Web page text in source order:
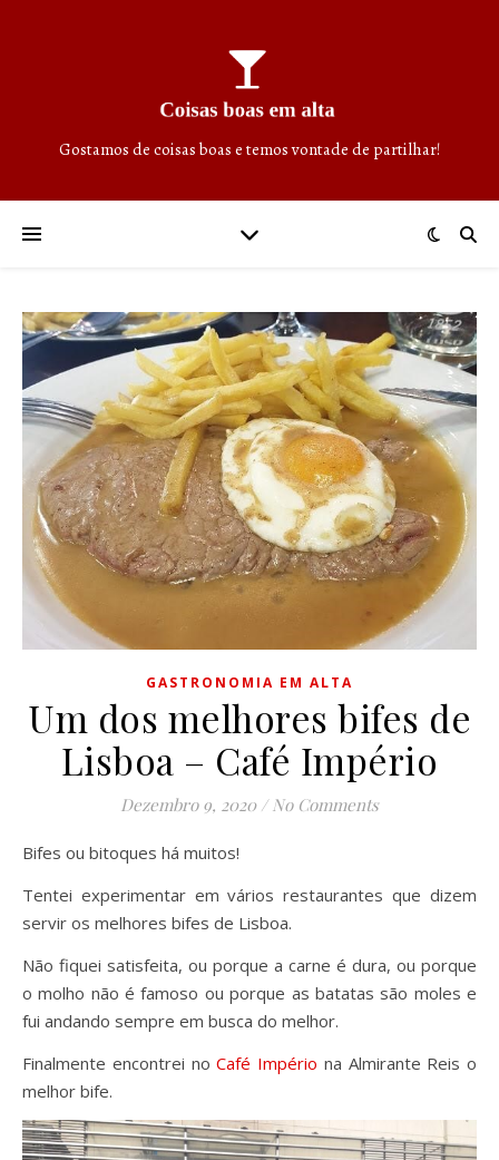
Gostamos de coisas boas e temos vontade de partilhar!
GASTRONOMIA EM ALTA
Um dos melhores bifes de
Lisboa – Café Império
Dezembro 9, 2020 / No Comments
Bifes ou bitoques há muitos!
Tentei experimentar em vários restaurantes que dizem
servir os melhores bifes de Lisboa.
Não fiquei satisfeita, ou porque a carne é dura, ou porque
o molho não é famoso ou porque as batatas são moles e
fui andando sempre em busca do melhor.
Finalmente encontrei noCafé Império na Almirante Reis o
melhor bife.